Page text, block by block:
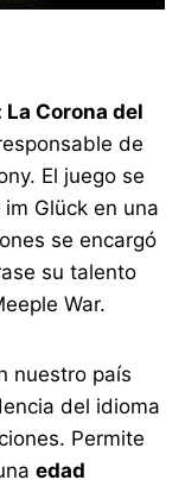
Corona del
de
El juego se
Glück en una
se encargó
su talento
War.
nuestro país
del idioma
Permite
edad